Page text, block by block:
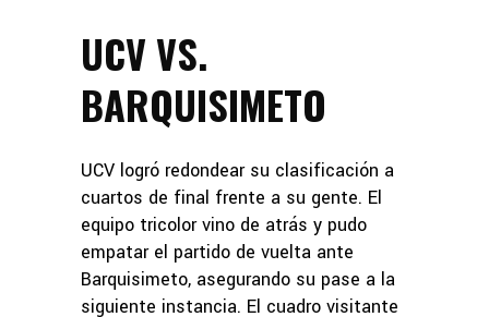
UCV VS.
BARQUISIMETO
UCV logró redondear su clasificación a
cuartos de final frente a su gente. El
equipo tricolor vino de atrás y pudo
empatar el partido de vuelta ante
Barquisimeto, asegurando su pase a la
siguiente instancia. El cuadro visitante